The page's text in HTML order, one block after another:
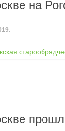
на
.